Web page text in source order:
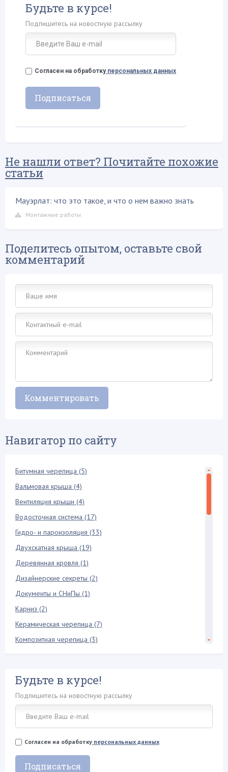
Будьте в курсе!
Подпишитесь на новостную рассылку
Согласен на обработкуперсональных данных
Не нашли ответ? Почитайте похожие
статьи
Мауэрлат: что это такое, и что о нем важно знать
Монтажные работы
Поделитесь опытом, оставьте свой
комментарий
Навигатор по сайту
Битумная черепица (5)
Вальмовая крыша (4)
Вентиляция крыши (4)
Водосточная система (17)
Гидро- и пароизоляция (33)
Двухскатная крыша (19)
Деревянная кровля (1)
Дизайнерские секреты (2)
Документы и СНиПы (1)
Карниз (2)
Керамическая черепица (7)
Композитная черепица (3)
Кровельный пирог (3)
Мансарда и чердак (18)
Межэтажное перекрытие (3)
Металлопрофиль (2)
Металлочерепица (17)
Молниезащита (1)
Будьте в курсе!
Подпишитесь на новостную рассылку
Согласен на обработку персональных данных